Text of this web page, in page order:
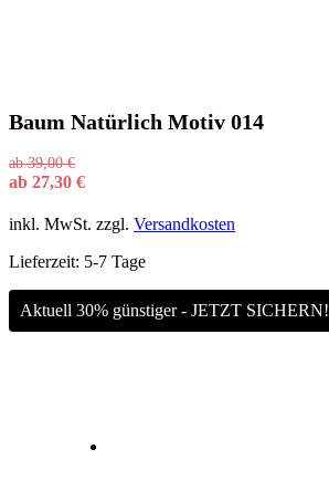
Baum Natürlich Motiv 014
ab39,00€
ab 27,30 €
inkl. MwSt. zzgl. Versandkosten
Lieferzeit: 5-7 Tage
Aktuell 30% günstiger - JETZT SICHERN!